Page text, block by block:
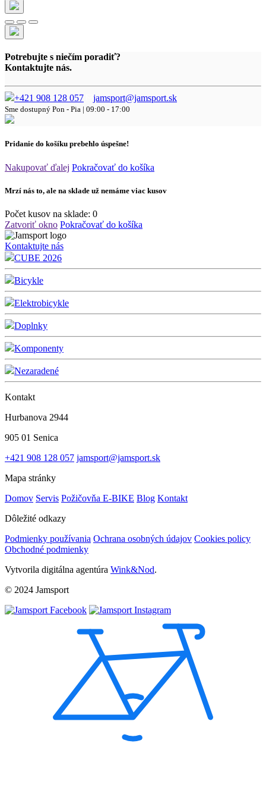
Potrebujte s niečím poradiť?
Kontaktujte nás.
+421 908 128 057 jamsport@jamsport.sk
Sme dostupný Pon - Pia | 09:00 - 17:00
Pridanie do košíku prebehlo úspešne!
Nakupovať ďalej Pokračovať do košíka
Mrzí nás to, ale na sklade už nemáme viac kusov
Počet kusov na sklade: 0
Zatvoriť okno Pokračovať do košíka
Kontaktujte nás
CUBE 2026
Bicykle
Elektrobicykle
Doplnky
Komponenty
Nezaradené
Kontakt
Hurbanova 2944
905 01 Senica
+421 908 128 057 jamsport@jamsport.sk
Mapa stránky
Domov Servis Požičovňa E-BIKE Blog Kontakt
Dôležité odkazy
Podmienky používania Ochrana osobných údajov Cookies policy
Obchodné podmienky
Vytvorila digitálna agentúra Wink&Nod.
© 2024 Jamsport